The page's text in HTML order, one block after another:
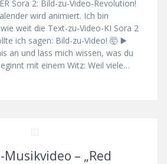
Sora 2: Bild-zu-Video-Revolution!
wird animiert. Ich bin
weit die Text-zu-Video-KI Sora 2
ich sagen: Bild-zu-Video! 🤯 ▶️
an und lass mich wissen, was du
mit einem Witz: Weil viele…
Musikvideo – „Red